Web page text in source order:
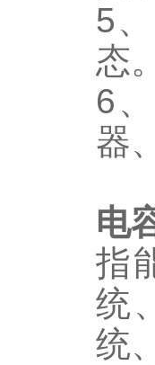
5
态
6
器
电
指
统
统